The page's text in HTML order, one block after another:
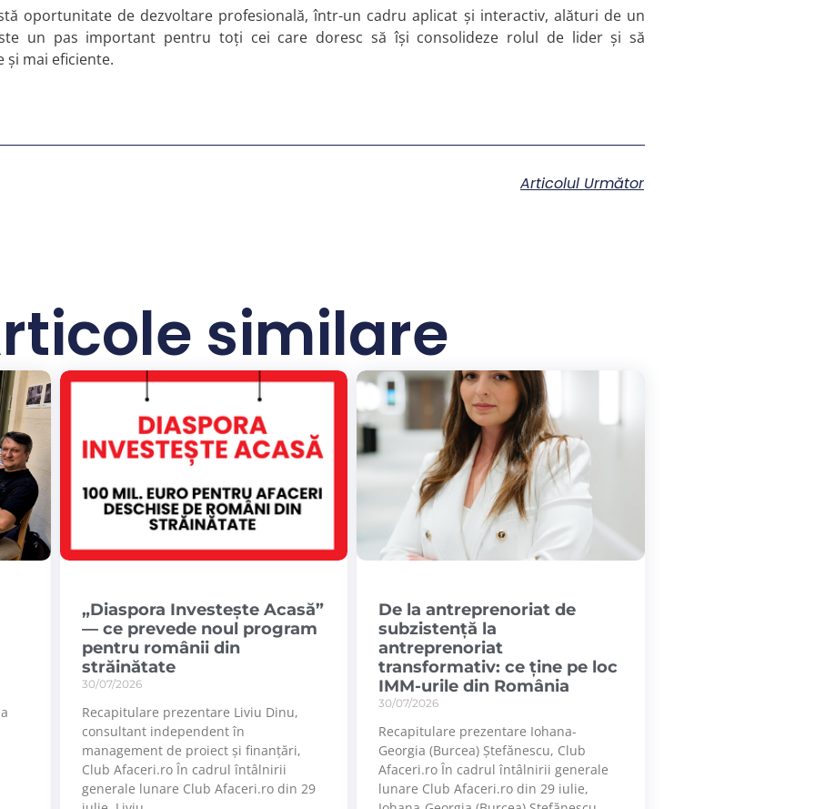
oportunitate de dezvoltare profesională, într-un cadru aplicat și interactiv, alături de un
un pas important pentru toți cei care doresc să își consolideze rolul de lider și să
și mai eficiente.
Articolul Următor
similare
„Diaspora Investește Acasă”
— ce prevede noul program
pentru românii din
străinătate
30/07/2026
Recapitulare prezentare Liviu Dinu,
consultant independent în
management de proiect și finanțări,
Club Afaceri.ro În cadrul întâlnirii
generale lunare Club Afaceri.ro din 29
De la antreprenoriat de
subzistență la
antreprenoriat
transformativ: ce ține pe loc
IMM-urile din România
30/07/2026
Recapitulare prezentare Iohana-
Georgia (Burcea) Ștefănescu, Club
Afaceri.ro În cadrul întâlnirii generale
lunare Club Afaceri.ro din 29 iulie,